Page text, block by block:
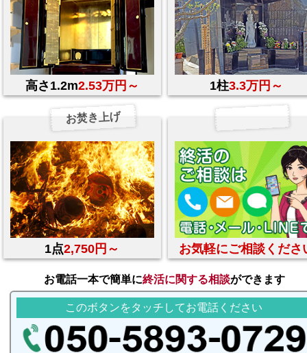
高さ1.2m2.53万円～ 1柱3.3万円～
お焚き上げ
1点2,750円～ お気軽にご相談くださ
お電話一本で簡単に終活に関する相談ができます
このボタンをタッチしてお電話ください